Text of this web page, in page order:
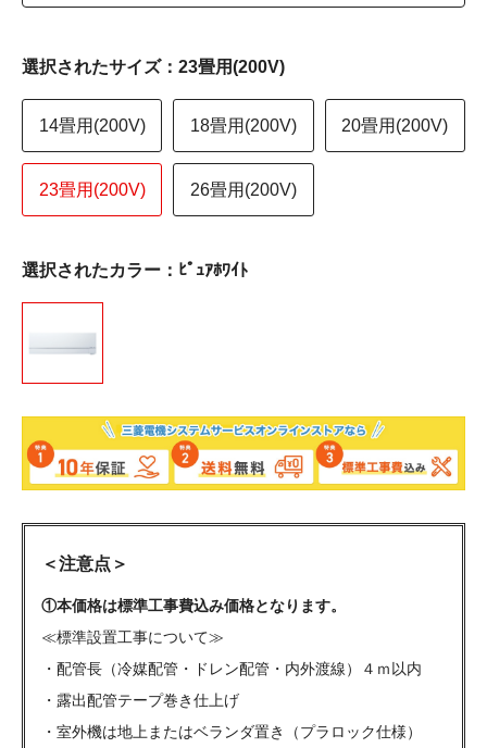
選択されたサイズ：23畳用(200V)
14畳用(200V) 18畳用(200V) 20畳用(200V)
23畳用(200V) 26畳用(200V)
選択されたカラー：ﾋﾟｭｱﾎﾜｲﾄ
＜注意点＞
①本価格は標準工事費込み価格となります。
≪標準設置工事について≫
・配管長（冷媒配管・ドレン配管・内外渡線）４ｍ以内
・露出配管テープ巻き仕上げ
・室外機は地上またはベランダ置き（プラロック仕様）